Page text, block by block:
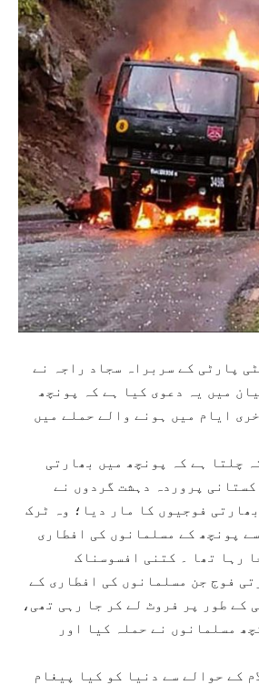
پارٹی کے سربراہ سجاد راجہ نے
میں یہ دعوی کیا ہے کہ پونچھ
ایام میں ہونے والے حملے میں
چلتا ہے کہ پونچھ میں بھارتی
پروردہ دہشت گردوں نے
فوجیوں کا مار دیا؛ وہ ٹرک
پونچھ کے مسلمانوں کی افطاری
رہا تھا ۔ کتنی افسوسناک
فوج جن مسلمانوں کی افطاری کے
کے طور پر فروٹ لے کر جا رہی تھی،
مسلمانوں نے حملہ کیا اور
کے حوالے سے دنیا کو کیا پیغام